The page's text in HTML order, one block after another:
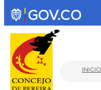
INICIO